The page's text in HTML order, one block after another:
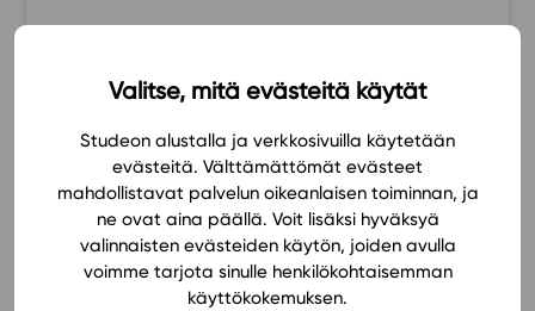
Valitse, mitä evästeitä käytät
Studeon alustalla ja verkkosivuilla käytetään
evästeitä. Välttämättömät evästeet
mahdollistavat palvelun oikeanlaisen toiminnan, ja
ne ovat aina päällä. Voit lisäksi hyväksyä
valinnaisten evästeiden käytön, joiden avulla
voimme tarjota sinulle henkilökohtaisemman
käyttökokemuksen.
Webinaari­tallenteet
Yhteisö
Suosittelut
Ohjekeskus
Ohjevideot
Oppikirjailijat
Tiina
KATSO KAIKKI SUOSITUKSET